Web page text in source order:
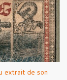
reviennent sur
documentaire
"Kohle"
qu'à l'historien
de Munster,
de guerre
est à
extrait de son